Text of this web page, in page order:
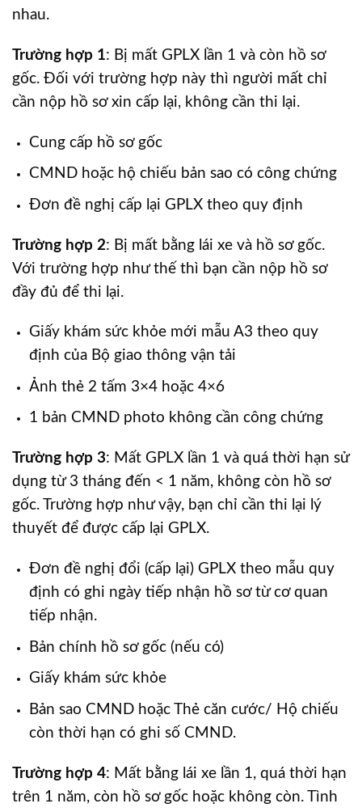
nhau.
Trường hợp 1: Bị mất GPLX lần 1 và còn hồ sơ
gốc. Đối với trường hợp này thì người mất chỉ
cần nộp hồ sơ xin cấp lại, không cần thi lại.
Cung cấp hồ sơ gốc
CMND hoặc hộ chiếu bản sao có công chứng
Đơn đề nghị cấp lại GPLX theo quy định
Trường hợp 2: Bị mất bằng lái xe và hồ sơ gốc.
Với trường hợp như thế thì bạn cần nộp hồ sơ
đầy đủ để thi lại.
Giấy khám sức khỏe mới mẫu A3 theo quy
định của Bộ giao thông vận tải
Ảnh thẻ 2 tấm 3×4 hoặc 4×6
1 bản CMND photo không cần công chứng
Trường hợp 3: Mất GPLX lần 1 và quá thời hạn sử
dụng từ 3 tháng đến < 1 năm, không còn hồ sơ
gốc. Trường hợp như vậy, bạn chỉ cần thi lại lý
thuyết để được cấp lại GPLX.
Đơn đề nghị đổi (cấp lại) GPLX theo mẫu quy
định có ghi ngày tiếp nhận hồ sơ từ cơ quan
tiếp nhận.
Bản chính hồ sơ gốc (nếu có)
Giấy khám sức khỏe
Bản sao CMND hoặc Thẻ căn cước/ Hộ chiếu
còn thời hạn có ghi số CMND.
Trường hợp 4: Mất bằng lái xe lần 1, quá thời hạn
trên 1 năm, còn hồ sơ gốc hoặc không còn. Tình